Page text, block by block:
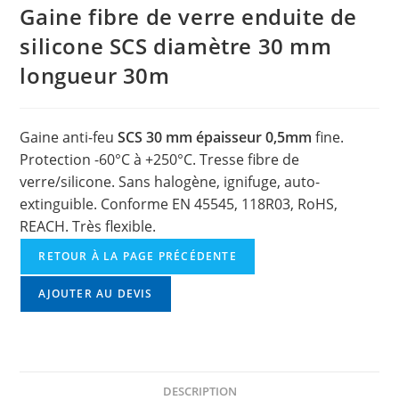
Gaine fibre de verre enduite de
silicone SCS diamètre 30 mm
longueur 30m
Gaine anti-feuSCS 30 mm épaisseur 0,5mm fine.
Protection -60°C à +250°C. Tresse fibre de
verre/silicone. Sans halogène, ignifuge, auto-
extinguible. Conforme EN 45545, 118R03, RoHS,
REACH. Très flexible.
RETOUR À LA PAGE PRÉCÉDENTE
AJOUTER AU DEVIS
DESCRIPTION